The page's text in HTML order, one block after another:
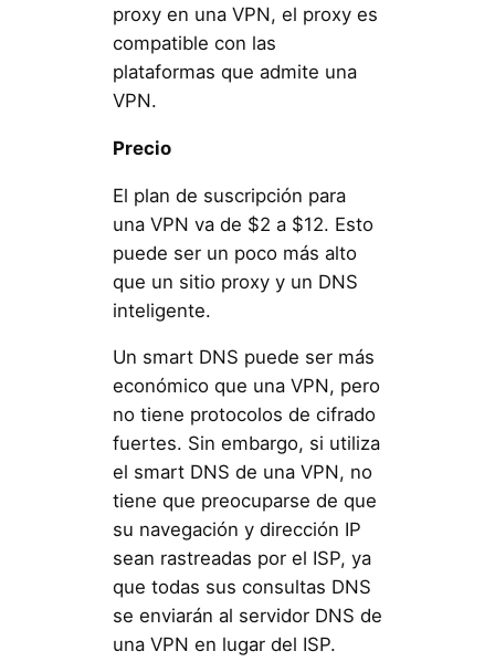
proxy en una VPN, el proxy es
compatible con las
plataformas que admite una
VPN.
Precio
El plan de suscripción para
una VPN va de $2 a $12. Esto
puede ser un poco más alto
que un sitio proxy y un DNS
inteligente.
Un smart DNS puede ser más
económico que una VPN, pero
no tiene protocolos de cifrado
fuertes. Sin embargo, si utiliza
el smart DNS de una VPN, no
tiene que preocuparse de que
su navegación y dirección IP
sean rastreadas por el ISP, ya
que todas sus consultas DNS
se enviarán al servidor DNS de
una VPN en lugar del ISP.